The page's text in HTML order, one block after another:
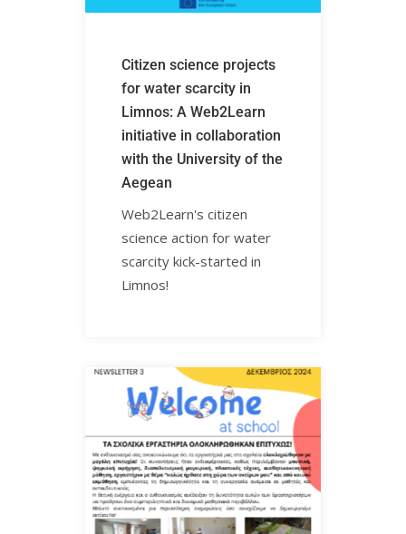
Citizen science projects
for water scarcity in
Limnos: A Web2Learn
initiative in collaboration
with the University of the
Aegean
Web2Learn's citizen
science action for water
scarcity kick-started in
Limnos!